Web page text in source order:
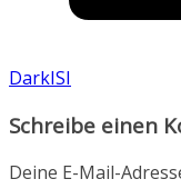
DarkISI
Schreibe einen
Deine E-Mail-